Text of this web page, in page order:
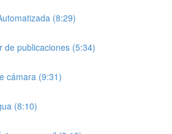
(8:29)
de publicaciones (5:34)
cámara (9:31)
(8:10)